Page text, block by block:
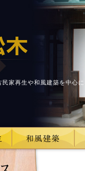
家再生や和風建築を中心